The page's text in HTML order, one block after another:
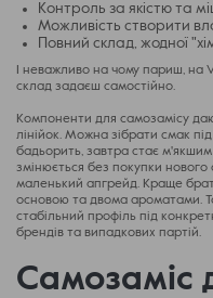
Контроль за якістю та
Можливість створити
Повний склад, жодної
І неважливо на чому париш, на
склад задаєш самостійно.
Компоненти для самозамісу
лінійок. Можна зібрати смак
бадьорить, завтра стає м'якшим
змінюється без покупки нового
маленький апгрейд. Краще
основою та двома ароматами.
стабільний профіль під
брендів та випадкових партій.
Самозаміс